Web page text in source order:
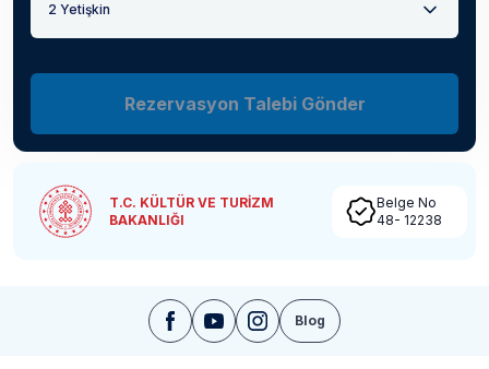
2 Yetişkin
Rezervasyon Talebi Gönder
T.C. KÜLTÜR VE TURİZM
BAKANLIĞI
Belge No
48- 12238
Blog